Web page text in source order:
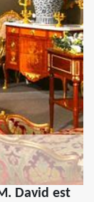
David est